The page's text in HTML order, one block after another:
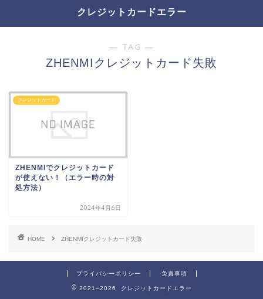
クレジットカードエラー
― TAG ―
ZHENMIクレジットカード失敗
クレジットカード
ZHENMIでクレジットカード
が使えない！（エラー時の対
処方法）
2024年4月6日
HOME ZHENMIクレジットカード失敗
プライバシーポリシー 免責事項
2021–2026 クレジットカードエラー